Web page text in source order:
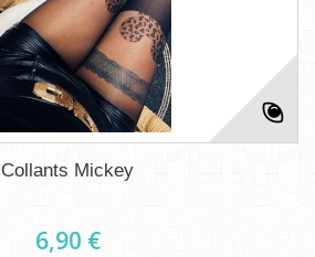
Collants Mickey
6,90 €